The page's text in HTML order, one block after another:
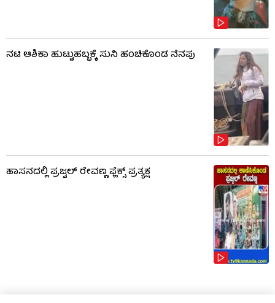
ನಟಿ ಆಶಿಕಾ ಹುಟ್ಟುಹಬ್ಬಕ್ಕೆ ಸುನಿ ಹಂಚಿಕೊಂಡ ನೆನಪು
ಹಾಸನದಲ್ಲಿ ಪ್ರಜ್ವಲ್ ರೇವಣ್ಣ ಫ್ಲೆಕ್ಸ್ ಪ್ರತ್ಯಕ್ಷ